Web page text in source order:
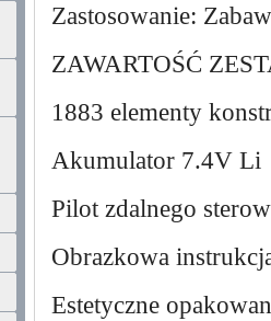
Zastosowanie:
ZAWARTOŚĆ
1883 elementy
Akumulator 7.4V Li
Pilot zdalnego
Obrazkowa
Estetyczne